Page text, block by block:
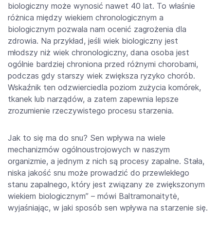
biologiczny może wynosić nawet 40 lat. To właśnie
różnica między wiekiem chronologicznym a
biologicznym pozwala nam ocenić zagrożenia dla
zdrowia. Na przykład, jeśli wiek biologiczny jest
młodszy niż wiek chronologiczny, dana osoba jest
ogólnie bardziej chroniona przed różnymi chorobami,
podczas gdy starszy wiek zwiększa ryzyko chorób.
Wskaźnik ten odzwierciedla poziom zużycia komórek,
tkanek lub narządów, a zatem zapewnia lepsze
zrozumienie rzeczywistego procesu starzenia.
Jak to się ma do snu? Sen wpływa na wiele
mechanizmów ogólnoustrojowych w naszym
organizmie, a jednym z nich są procesy zapalne. Stała,
niska jakość snu może prowadzić do przewlekłego
stanu zapalnego, który jest związany ze zwiększonym
wiekiem biologicznym” – mówi Baltramonaitytė,
wyjaśniając, w jaki sposób sen wpływa na starzenie się.